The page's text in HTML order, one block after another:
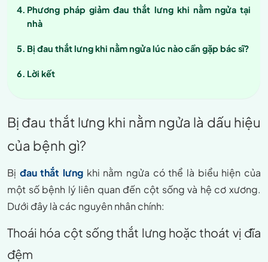
Phương pháp giảm đau thắt lưng khi nằm ngửa tại
nhà
Bị đau thắt lưng khi nằm ngửa lúc nào cần gặp bác sĩ?
Lời kết
Bị đau thắt lưng khi nằm ngửa là dấu hiệu
của bệnh gì?
Bị đau thắt lưng khi nằm ngửa có thể là biểu hiện của
một số bệnh lý liên quan đến cột sống và hệ cơ xương.
Dưới đây là các nguyên nhân chính:
Thoái hóa cột sống thắt lưng hoặc thoát vị đĩa
đệm